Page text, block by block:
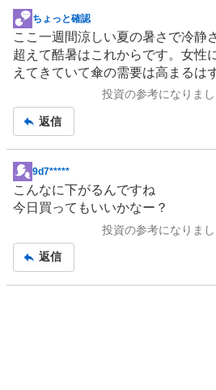
た
い
0
%
強
売
り
た
い
掲
示
板
記
ちょっと確認
ここ一週間涼しい夏の暑さで冷静
超えて酷暑はこれからです。女性
えてきていて傘の需要は高まるは
投資の参考になりまし
返信
掲
示
板
9d7*****
こんなに下がるんですね
今日買ってもいいかなー？
投資の参考になりまし
返信